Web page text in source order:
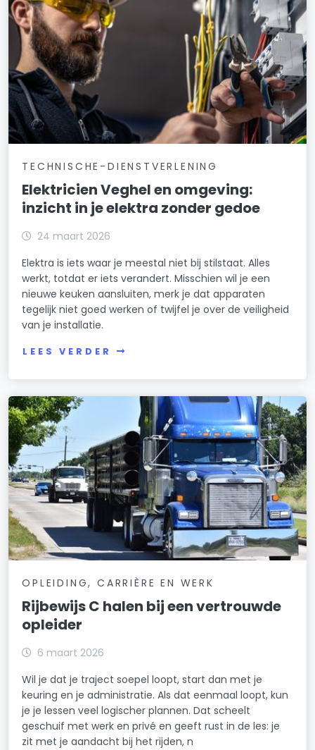
TECHNISCHE-DIENSTVERLENING
Elektricien Veghel en omgeving:
inzicht in je elektra zonder gedoe
24 maart 2026
Elektra is iets waar je meestal niet bij stilstaat. Alles
werkt, totdat er iets verandert. Misschien wil je een
nieuwe keuken aansluiten, merk je dat apparaten
tegelijk niet goed werken of twijfel je over de veiligheid
van je installatie.
LEES VERDER
OPLEIDING, CARRIÈRE EN WERK
Rijbewijs C halen bij een vertrouwde
opleider
6 maart 2026
Wil je dat je traject soepel loopt, start dan met je
keuring en je administratie. Als dat eenmaal loopt, kun
je je lessen veel logischer plannen. Dat scheelt
geschuif met werk en privé en geeft rust in de les: je
zit met je aandacht bij het rijden, n